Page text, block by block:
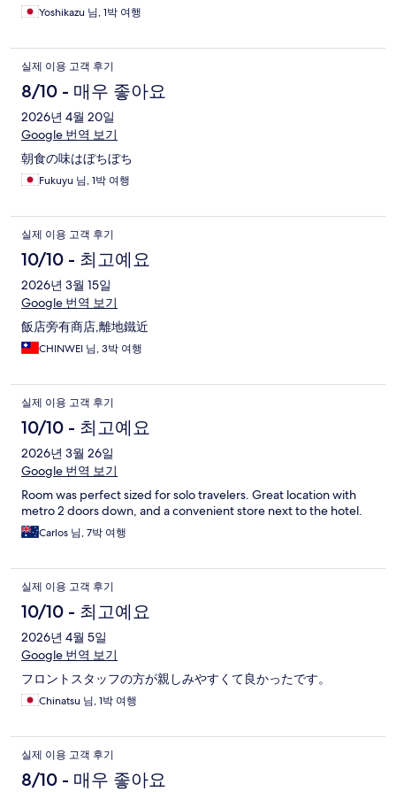
Yoshikazu 님, 1박 여행
실제 이용 고객 후기
8/10 - 매우 좋아요
2026년 4월 20일
Google 번역 보기
朝食の味はぼちぼち
Fukuyu 님, 1박 여행
실제 이용 고객 후기
10/10 - 최고예요
2026년 3월 15일
Google 번역 보기
飯店旁有商店,離地鐵近
CHINWEI 님, 3박 여행
실제 이용 고객 후기
10/10 - 최고예요
2026년 3월 26일
Google 번역 보기
Room was perfect sized for solo travelers. Great location with
metro 2 doors down, and a convenient store next to the hotel.
Carlos 님, 7박 여행
실제 이용 고객 후기
10/10 - 최고예요
2026년 4월 5일
Google 번역 보기
フロントスタッフの方が親しみやすくて良かったです。
Chinatsu 님, 1박 여행
실제 이용 고객 후기
8/10 - 매우 좋아요